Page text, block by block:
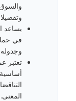
يساعد
في
وجدوله
تعتبر
المعنى.